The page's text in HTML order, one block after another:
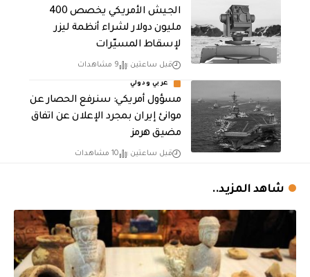
الجيش الأمريكي يخصص 400
مليون دولار لشراء أنظمة ليزر
لإسقاط المسيّرات
قبل ساعتين 9 مشاهدات
عربي ودولي
مسؤول أمريكي: سنرفع الحصار عن
موانئ إيران بمجرد الإعلان عن اتفاق
مضيق هرمز
قبل ساعتين 10 مشاهدات
شاهد المزيد..